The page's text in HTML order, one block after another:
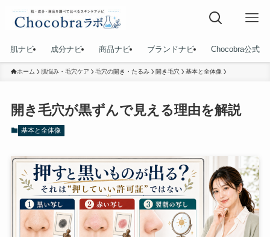
肌ナビ 成分ナビ 商品ナビ ブランドナビ Chocobra公式
ホーム 肌悩み・毛穴ケア 毛穴の開き・たるみ 開き毛穴 基本と全体像
開き毛穴が黒ずんで見える理由を解説
基本と全体像